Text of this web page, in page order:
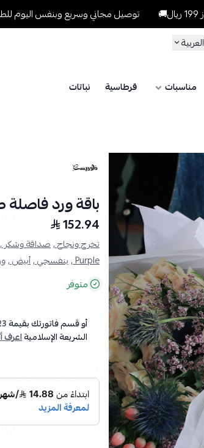
توصيل مجاني وسريع وبنفس اليوم للطلبات داخل الرياض
العربية
مناسبات قرطاسية نباتات
باقة ورد
152.94
تخرج ونجاح ,صداقة وشكر ,
Purple , بنفسجي ,أبيض ,
متوفر
أو قسم فاتورتك بقيمة
الشريعة الإسلاميةاعرف